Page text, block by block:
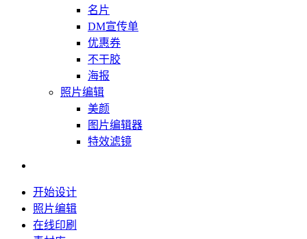
名片
DM宣传单
优惠券
不干胶
海报
照片编辑
美颜
图片编辑器
特效滤镜
开始设计
照片编辑
在线印刷